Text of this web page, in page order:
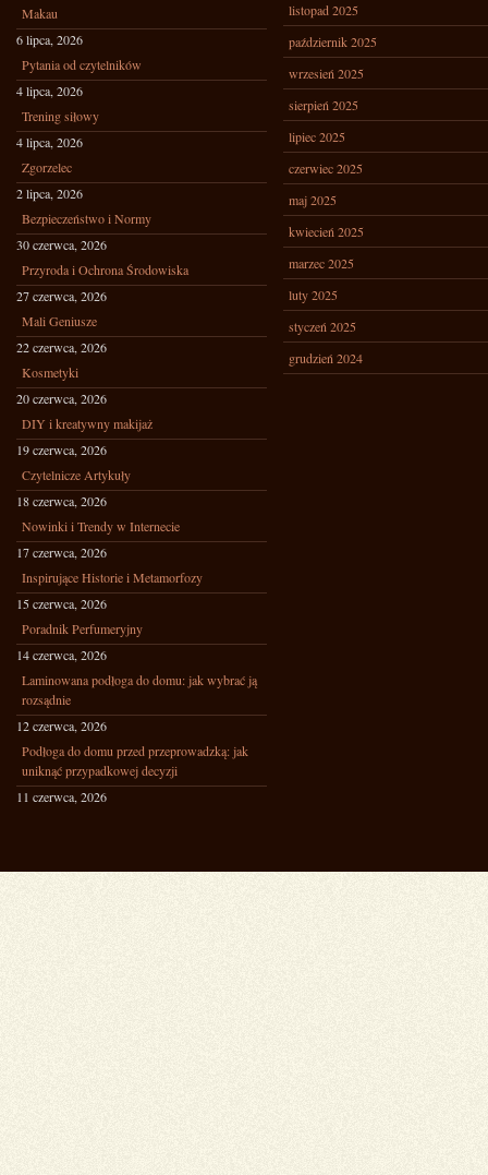
Makau
6 lipca, 2026
Pytania od czytelników
4 lipca, 2026
Trening siłowy
4 lipca, 2026
Zgorzelec
2 lipca, 2026
Bezpieczeństwo i Normy
30 czerwca, 2026
Przyroda i Ochrona Środowiska
27 czerwca, 2026
Mali Geniusze
22 czerwca, 2026
Kosmetyki
20 czerwca, 2026
DIY i kreatywny makijaż
19 czerwca, 2026
Czytelnicze Artykuły
18 czerwca, 2026
Nowinki i Trendy w Internecie
17 czerwca, 2026
Inspirujące Historie i Metamorfozy
15 czerwca, 2026
Poradnik Perfumeryjny
14 czerwca, 2026
Laminowana podłoga do domu: jak wybrać ją
rozsądnie
12 czerwca, 2026
Podłoga do domu przed przeprowadzką: jak
uniknąć przypadkowej decyzji
11 czerwca, 2026
listopad 2025
październik 2025
wrzesień 2025
sierpień 2025
lipiec 2025
czerwiec 2025
maj 2025
kwiecień 2025
marzec 2025
luty 2025
styczeń 2025
grudzień 2024